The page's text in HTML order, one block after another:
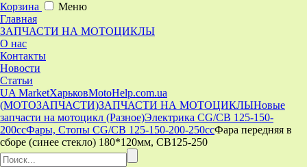
Корзина
Меню
Главная
ЗАПЧАСТИ НА МОТОЦИКЛЫ
О нас
Контакты
Новости
Статьи
UA MarketХарьковMotoHelp.com.ua
(МОТОЗАПЧАСТИ)ЗАПЧАСТИ НА МОТОЦИКЛЫНовые
запчасти на мотоцикл (Разное)Электрика CG/CB 125-150-
200ccФары, Стопы CG/CB 125-150-200-250ccФара передняя в
сборе (синее стекло) 180*120мм, CB125-250